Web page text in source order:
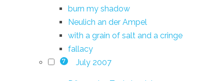
burn my shadow
Neulich an der Ampel
with a grain of salt and a cringe
fallacy
7 July 2007